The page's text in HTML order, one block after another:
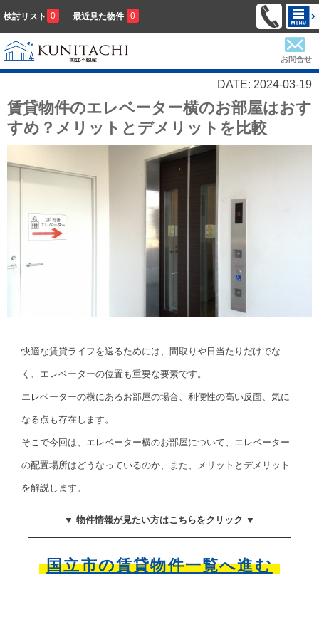
検討リスト 0 最近見た物件 0
お問合せ
DATE: 2024-03-19
賃貸物件のエレベーター横のお部屋はおす
すめ？メリットとデメリットを比較
快適な賃貸ライフを送るためには、間取りや日当たりだけでな
く、エレベーターの位置も重要な要素です。
エレベーターの横にあるお部屋の場合、利便性の高い反面、気に
なる点も存在します。
そこで今回は、エレベーター横のお部屋について、エレベーター
の配置場所はどうなっているのか、また、メリットとデメリット
を解説します。
▼ 物件情報が見たい方はこちらをクリック ▼
国立市の賃貸物件一覧へ進む